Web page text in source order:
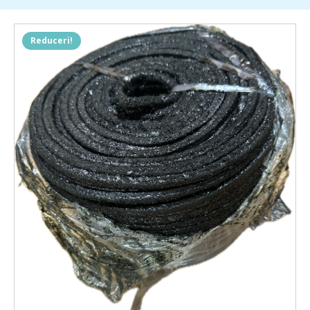
×
Element elastic din
cauciuc pentru bolt cuplaj
20x35x40mm.
1 ×
23 lei
×
Garnituri din clingherit
Tesnit BA-202, D 205 x d
185 x 2 mm, pret pe
bucata, cantitate minima
5 buc.
1 ×
19lei
×
Pompă de răcire pentru
fierăstrău circular 230 V.
1 ×
541lei
Bucsa cauciuc pentru bolt
cuplaj, 35x60x40 mm.La
comanda vulcanizanm si
alte dimensiuni.
1 ×
27lei
Burduf protectie cilindru
Reduceri!